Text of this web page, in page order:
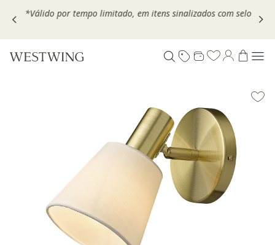
*Válido por tempo limitado, em itens sinalizados com selo